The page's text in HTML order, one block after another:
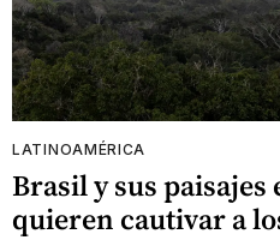
LATINOAMÉRICA
Brasil y sus
quieren cautivar a